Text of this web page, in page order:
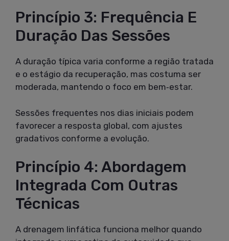
Princípio 3: Frequência E
Duração Das Sessões
A duração típica varia conforme a região tratada
e o estágio da recuperação, mas costuma ser
moderada, mantendo o foco em bem‑estar.
Sessões frequentes nos dias iniciais podem
favorecer a resposta global, com ajustes
gradativos conforme a evolução.
Princípio 4: Abordagem
Integrada Com Outras
Técnicas
A drenagem linfática funciona melhor quando